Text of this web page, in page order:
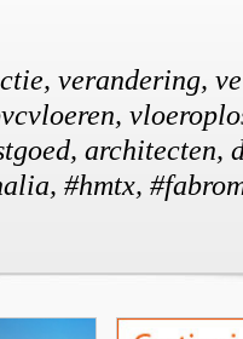
verandering,
architecten,
#hmtx,